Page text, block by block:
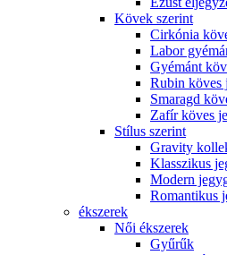
Kövek szerint
Cirkónia
Labor
Gyémánt
Rubin köves
Smaragd
Zafír köves
Stílus szerint
Gravity
Klasszikus
Modern
Romantikus
ékszerek
Női ékszerek
Gyűrűk